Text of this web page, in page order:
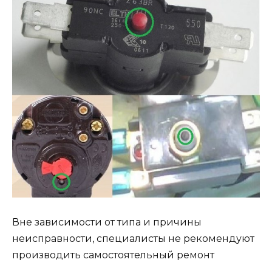
Вне зависимости от типа и причины
неисправности, специалисты не рекомендуют
производить самостоятельный ремонт